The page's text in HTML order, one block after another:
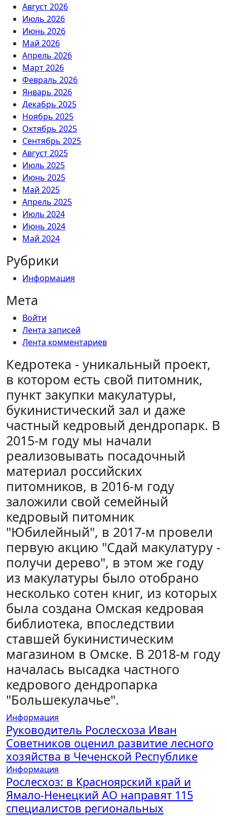
Август 2026
Июль 2026
Июнь 2026
Май 2026
Апрель 2026
Март 2026
Февраль 2026
Январь 2026
Декабрь 2025
Ноябрь 2025
Октябрь 2025
Сентябрь 2025
Август 2025
Июль 2025
Июнь 2025
Май 2025
Апрель 2025
Июль 2024
Июнь 2024
Май 2024
Рубрики
Информация
Мета
Войти
Лента записей
Лента комментариев
Кедротека - уникальный проект,
в котором есть свой питомник,
пункт закупки макулатуры,
букинистический зал и даже
частный кедровый дендропарк. В
2015-м году мы начали
реализовывать посадочный
материал российских
питомников, в 2016-м году
заложили свой семейный
кедровый питомник
"Юбилейный", в 2017-м провели
первую акцию "Сдай макулатуру -
получи дерево", в этом же году
из макулатуры было отобрано
несколько сотен книг, из которых
была создана Омская кедровая
библиотека, впоследствии
ставшей букинистическим
магазином в Омске. В 2018-м году
началась высадка частного
кедрового дендропарка
"Большекулачье".
Информация
Руководитель Рослесхоза Иван
Советников оценил развитие лесного
хозяйства в Чеченской Республике
Информация
Рослесхоз: в Красноярский край и
Ямало-Ненецкий АО направят 115
специалистов региональных